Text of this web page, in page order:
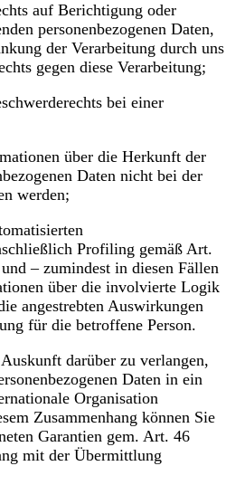
auf Berichtigung oder
personenbezogenen Daten,
der Verarbeitung durch uns
gegen diese Verarbeitung;
bei einer
über die Herkunft der
Daten nicht bei der
werden;
Profiling gemäß Art.
– zumindest in diesen Fällen
über die involvierte Logik
angestrebten Auswirkungen
für die betroffene Person.
darüber zu verlangen,
Daten in ein
Organisation
Zusammenhang können Sie
Garantien gem. Art. 46
mit der Übermittlung